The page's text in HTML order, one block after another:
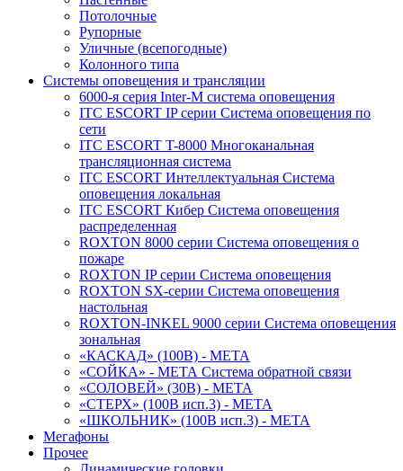
Потолочные
Рупорные
Уличные (всепогодные)
Колонного типа
Системы оповещения и трансляции
6000-я серия Inter-M система оповещения
ITC ESCORT IP серии Система оповещения по
сети
ITC ESCORT T-8000 Многоканальная
трансляционная система
ITC ESCORT Интеллектуальная Система
оповещения локальная
ITC ESCORT Кибер Система оповещения
распределенная
ROXTON 8000 серии Система оповещения о
пожаре
ROXTON IP серии Система оповещения
ROXTON SX-серии Система оповещения
настольная
ROXTON-INKEL 9000 серии Система оповещения
зональная
«КАСКАД» (100В) - МЕТА
«СОЙКА» - МЕТА Система обратной связи
«СОЛОВЕЙ» (30В) - МЕТА
«СТЕРХ» (100В исп.3) - МЕТА
«ШКОЛЬНИК» (100В исп.3) - МЕТА
Мегафоны
Прочее